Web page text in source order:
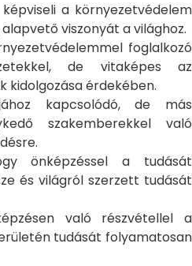
a környezetvédelem
viszonyát a világhoz.
foglalkozó
de vitaképes az
kidolgozása érdekében.
kapcsolódó, de más
szakemberekkel való
önképzéssel a tudását
és világról szerzett tudását
való részvétellel a
tudását folyamatosan